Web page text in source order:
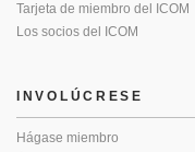
Tarjeta de miembro del ICOM
Los socios del ICOM
INVOLÚCRESE
Hágase miembro